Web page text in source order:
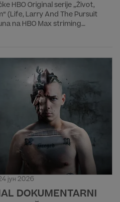
HBO Original serije „Život,
(Life, Larry And The Pursuit
na HBO Max striming
јун 2026
DOKUMENTARNI